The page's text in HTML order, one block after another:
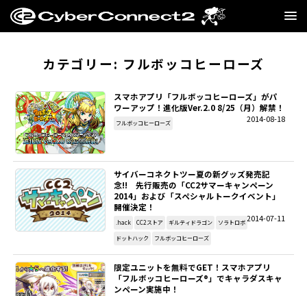
MANGA・NOVEL
FILM
CC2STORE
COMPANY
BLOG
RECRUIT
カテゴリー: フルボッコヒーローズ
スマホアプリ「フルボッコヒーローズ」がパ
ワーアップ！進化版Ver.2.0 8/25（月）解禁！
2014-08-18
フルボッコヒーローズ
サイバーコネクトツー夏の新グッズ発売記
念!! 先行販売の「CC2サマーキャンペーン
2014」および「スペシャルトークイベント」
開催決定！
2014-07-11
.hack CC2ストア ギルティドラゴン ソラトロボ
ドットハック フルボッコヒーローズ
限定ユニットを無料でGET！スマホアプリ
「フルボッコヒーローズ®」でキャラダスキャ
ンペーン実施中！